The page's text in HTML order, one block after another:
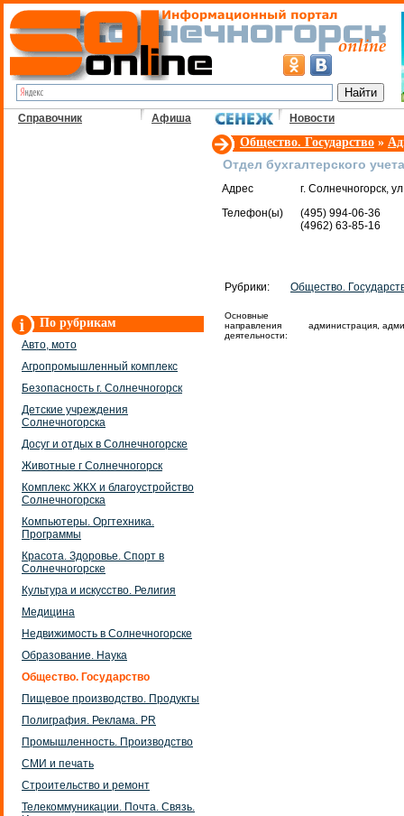
Справочник Афиша Новости
По рубрикам
Авто, мото
Агропромышленный комплекс
Безопасность г. Солнечногорск
Детские учреждения
Солнечногорска
Досуг и отдых в Солнечногорске
Животные г Солнечногорск
Комплекс ЖКХ и благоустройство
Солнечногорска
Компьютеры. Оргтехника.
Программы
Красота. Здоровье. Спорт в
Солнечногорске
Культура и искусство. Религия
Медицина
Недвижимость в Солнечногорске
Образование. Наука
Общество. Государство
Пищевое производство. Продукты
Полиграфия. Реклама. PR
Промышленность. Производство
СМИ и печать
Строительство и ремонт
Телекоммуникации. Почта. Связь.
Общество. Государство »
Отдел бухгалтерского
Адрес
г. Солнечногорск,
Телефон(ы)
(495) 994-06-36
(4962) 63-85-16
Рубрики: Общество.
Основные
направления
деятельности:
администрация,